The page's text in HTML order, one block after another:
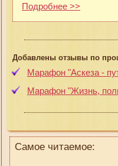
Подробнее >>
Добавлены отзывы по
Марафон "Аскеза -
Марафон "Жизнь,
Самое читаемое: